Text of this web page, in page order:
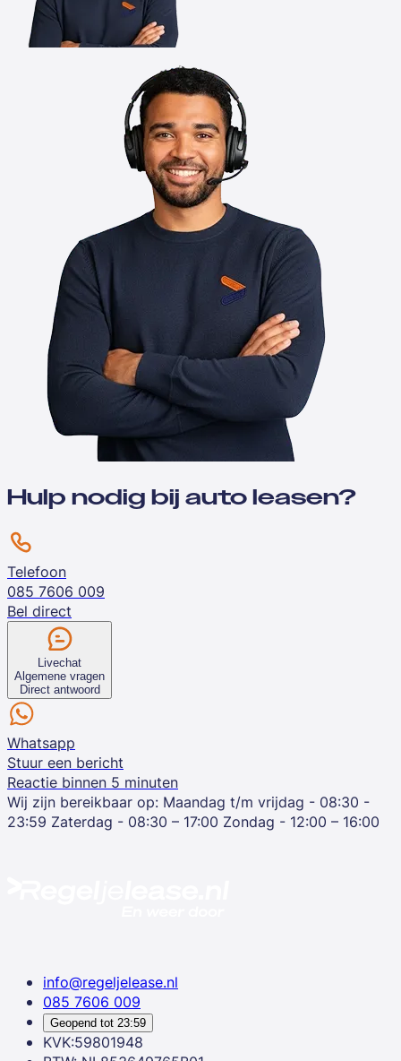
Hulp nodig bij auto leasen?
Telefoon
085 7606 009
Bel direct
Livechat
Algemene vragen
Direct antwoord
Whatsapp
Stuur een bericht
Reactie binnen 5 minuten
Wij zijn bereikbaar op: Maandag t/m vrijdag - 08:30 -
23:59 Zaterdag - 08:30 – 17:00 Zondag - 12:00 – 16:00
info@regeljelease.nl
085 7606 009
Geopend tot 23:59
KVK:59801948